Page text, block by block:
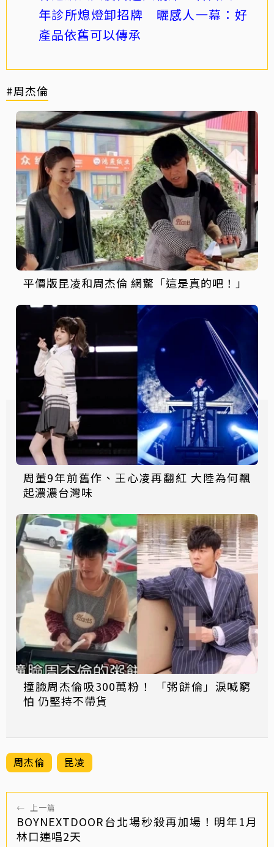
年診所熄燈卸招牌 曬感人一幕：好
產品依舊可以傳承
#周杰倫
平價版昆凌和周杰倫 網驚「這是真的吧！」
周董9年前舊作、王心凌再翻紅 大陸為何飄
起濃濃台灣味
撞臉周杰倫吸300萬粉！ 「粥餅倫」淚喊窮
怕 仍堅持不帶貨
周杰倫 昆凌
← 上一篇
BOYNEXTDOOR台北場秒殺再加場！明年1月
林口連唱2天